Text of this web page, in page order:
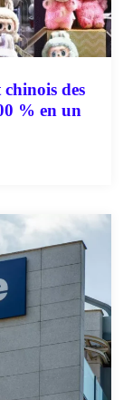
des
% en un